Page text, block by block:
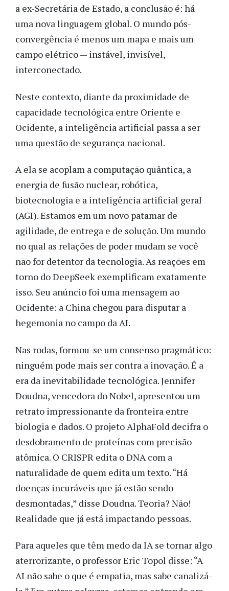
a ex-Secretária de Estado, a conclusão é: há
uma nova linguagem global. O mundo pós-
convergência é menos um mapa e mais um
campo elétrico — instável, invisível,
interconectado.
Neste contexto, diante da proximidade de
capacidade tecnológica entre Oriente e
Ocidente, a inteligência artificial passa a ser
uma questão de segurança nacional.
A ela se acoplam a computação quântica, a
energia de fusão nuclear, robótica,
biotecnologia e a inteligência artificial geral
(AGI). Estamos em um novo patamar de
agilidade, de entrega e de solução. Um mundo
no qual as relações de poder mudam se você
não for detentor da tecnologia. As reações em
torno do DeepSeek exemplificam exatamente
isso. Seu anúncio foi uma mensagem ao
Ocidente: a China chegou para disputar a
hegemonia no campo da AI.
Nas rodas, formou-se um consenso pragmático:
ninguém pode mais ser contra a inovação. É a
era da inevitabilidade tecnológica. Jennifer
Doudna, vencedora do Nobel, apresentou um
retrato impressionante da fronteira entre
biologia e dados. O projeto AlphaFold decifra o
desdobramento de proteínas com precisão
atômica. O CRISPR edita o DNA com a
naturalidade de quem edita um texto. “Há
doenças incuráveis que já estão sendo
desmontadas,” disse Doudna. Teoria? Não!
Realidade que já está impactando pessoas.
Para aqueles que têm medo da IA se tornar algo
aterrorizante, o professor Eric Topol disse: “A
AI não sabe o que é empatia, mas sabe canalizá-